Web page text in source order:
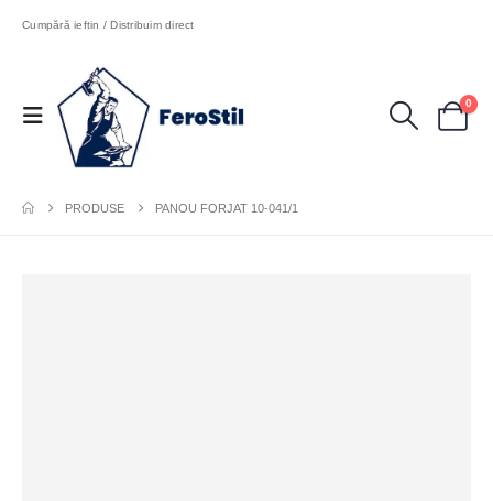
Cumpără ieftin / Distribuim direct
0
PRODUSE PANOU FORJAT 10-041/1